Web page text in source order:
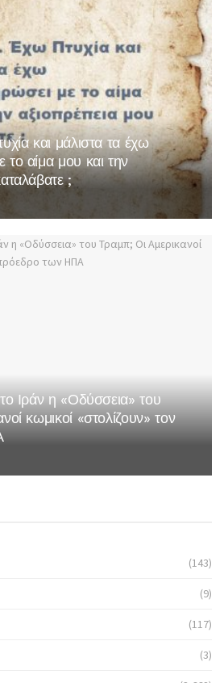
και μάλιστα τα έχω
αίμα μου και την
;
Ιράν η «Οδύσσεια» του
κωμικοί «στολίζουν» τον
(143)
(9)
(117)
(3)